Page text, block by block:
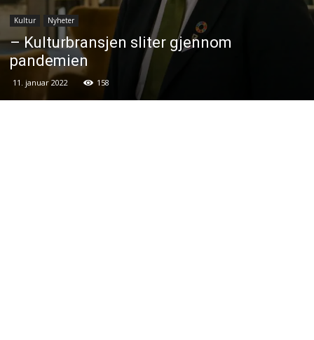
Kultur Nyheter
– Kulturbransjen sliter gjennom
pandemien
11. januar 2022 158